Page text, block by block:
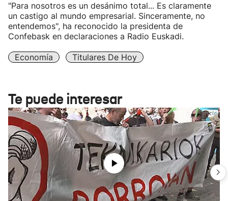
"Para nosotros es un desánimo total... Es claramente
un castigo al mundo empresarial. Sinceramente, no
entendemos", ha reconocido la presidenta de
Confebask en declaraciones a Radio Euskadi.
Economía Titulares De Hoy
Te puede interesar